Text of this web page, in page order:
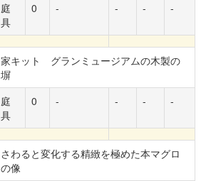
庭
具
0 - - - -
家キット グランミュージアムの木製の
塀
庭
具
0 - - - -
さわると変化する精緻を極めた本マグロ
の像